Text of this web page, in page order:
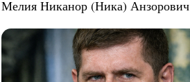
Мелия Никанор (Ника) Анзорович